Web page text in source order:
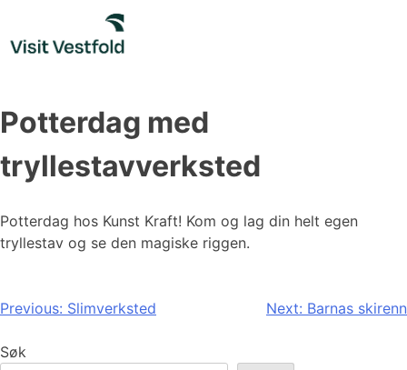
content
Potterdag med
tryllestavverksted
Potterdag hos Kunst Kraft! Kom og lag din helt egen
tryllestav og se den magiske riggen.
Innleggsnavigasjon
Previous: Slimverksted Next: Barnas skirenn
Søk